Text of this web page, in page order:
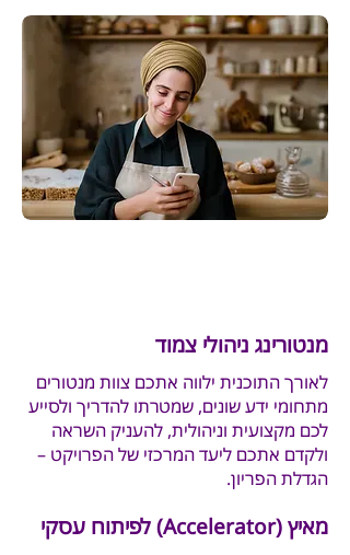
מנטורינג ניהולי צמוד
לאורך התוכנית ילווה אתכם צוות מנטורים
מתחומי ידע שונים, שמטרתו להדריך ולסייע
לכם מקצועית וניהולית, להעניק השראה
ולקדם אתכם ליעד המרכזי של הפרויקט –
הגדלת הפריון.
מאיץ (Accelerator) לפיתוח עסקי